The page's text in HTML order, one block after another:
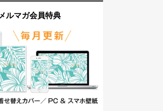
メルマガ会員特典